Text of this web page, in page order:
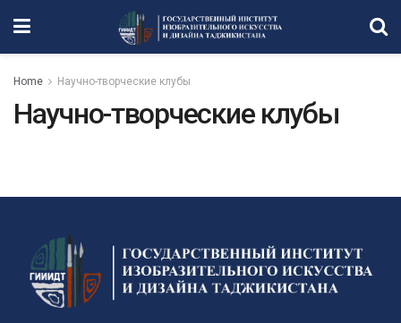
Home Научно-творческие клубы
Научно-творческие клубы